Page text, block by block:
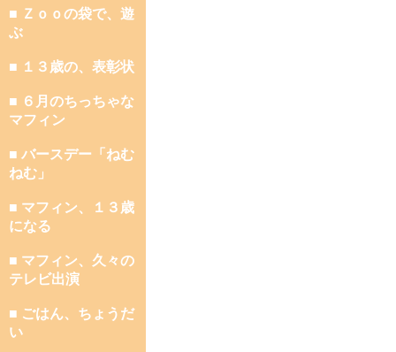
■ Ｚｏｏの袋で、遊
ぶ
■ １３歳の、表彰状
■ ６月のちっちゃな
マフィン
■ バースデー「ねむ
ねむ」
■ マフィン、１３歳
になる
■ マフィン、久々の
テレビ出演
■ ごはん、ちょうだ
い